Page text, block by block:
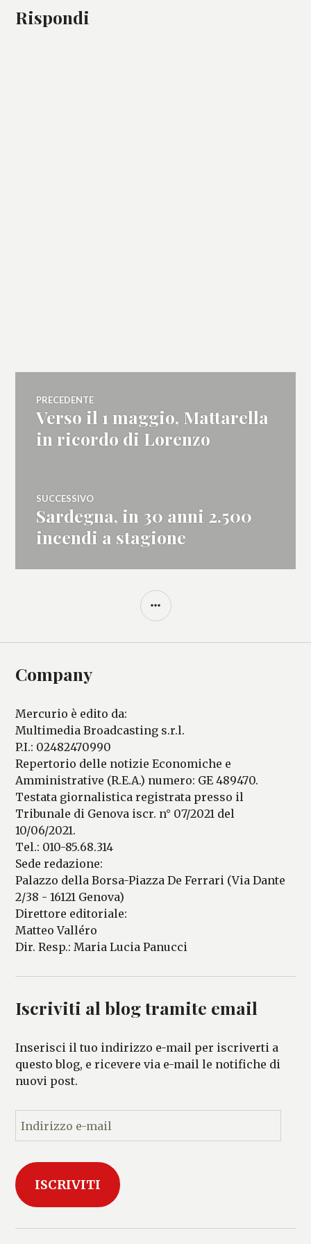
Rispondi
Navigazione
articoli
PRECEDENTE
Articolo
precedente:
Verso il 1 maggio, Mattarella
in ricordo di Lorenzo
SUCCESSIVO
Articolo
successivo:
Sardegna, in 30 anni 2.500
incendi a stagione
BARRA
Company
Mercurio è edito da:
Multimedia Broadcasting s.r.l.
P.I.: 02482470990
Repertorio delle notizie Economiche e
Amministrative (R.E.A.) numero: GE 489470.
Testata giornalistica registrata presso il
Tribunale di Genova iscr. n° 07/2021 del
10/06/2021.
Tel.: 010-85.68.314
Sede redazione:
Palazzo della Borsa-Piazza De Ferrari (Via Dante
2/38 - 16121 Genova)
Direttore editoriale:
Matteo Valléro
Dir. Resp.: Maria Lucia Panucci
Iscriviti al blog tramite email
Inserisci il tuo indirizzo e-mail per iscriverti a
questo blog, e ricevere via e-mail le notifiche di
nuovi post.
n
i
r
i
ISCRIVITI